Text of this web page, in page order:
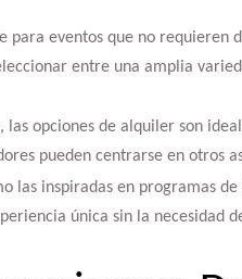
para eventos que no requieren
entre una amplia
opciones de alquiler son
pueden centrarse en otros
las inspiradas en programas
única sin la necesidad